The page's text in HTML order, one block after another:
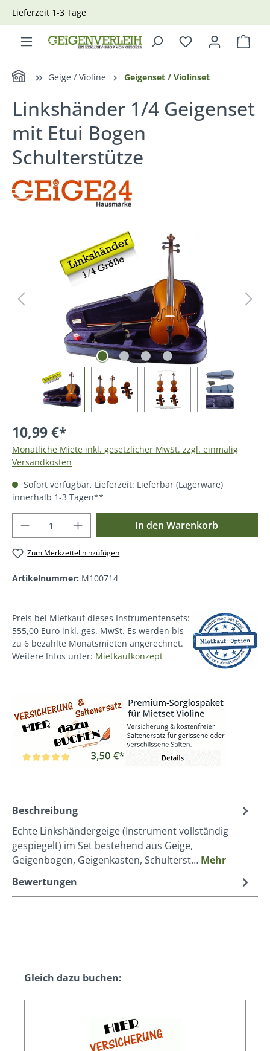
springen
Lieferzeit 1-3 Tage
Home Geige / Violine Geigenset / Violinset
Linkshänder 1/4 Geigenset
mit Etui Bogen
Schulterstütze
Bildergalerie überspringen
10,99 €*
Monatliche Miete inkl. gesetzlicher MwSt. zzgl. einmalig
Versandkosten
Sofort verfügbar, Lieferzeit: Lieferbar (Lagerware)
innerhalb 1-3 Tagen**
Produkt Anzahl: Gib den gewünschten
In den Warenkorb
Zum Merkzettel hinzufügen
Artikelnummer: M100714
Preis bei Mietkauf dieses Instrumentensets:
555,00 Euro inkl. ges. MwSt. Es werden bis
zu 6 bezahlte Monatsmieten angerechnet.
Weitere Infos unter: Mietkaufkonzept
Beschreibung
Echte Linkshändergeige (Instrument vollständig
gespiegelt) im Set bestehend aus Geige,
Geigenbogen, Geigenkasten, Schulterst… Mehr
Bewertungen
Produktgalerie überspringen
Gleich dazu buchen: